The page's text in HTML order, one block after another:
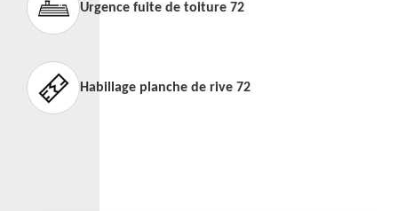
Urgence fuite de toiture 72
Habillage planche de rive 72